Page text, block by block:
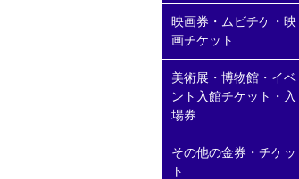
映画券・ムビチケ・映
画チケット
美術展・博物館・イベ
ント入館チケット・入
場券
その他の金券・チケッ
ト